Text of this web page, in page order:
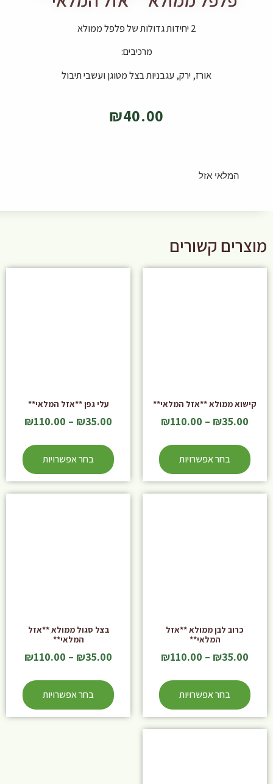
2 יחידות גדולות של פלפל ממולא
מרכיבים:
אורז, ירק, עגבניות בצל מטוגן ועשבי תיבול
₪40.00
המלאי אזל
מוצרים קשורים
קישוא ממולא **אזל המלאי**
₪35.00
–
₪110.00
בחר אפשרויות
עלי גפן **אזל המלאי**
₪35.00
–
₪110.00
בחר אפשרויות
כרוב לבן ממולא **אזל
המלאי**
₪35.00
–
₪110.00
בחר אפשרויות
בצל סגול ממולא **אזל
המלאי**
₪35.00
–
₪110.00
בחר אפשרויות